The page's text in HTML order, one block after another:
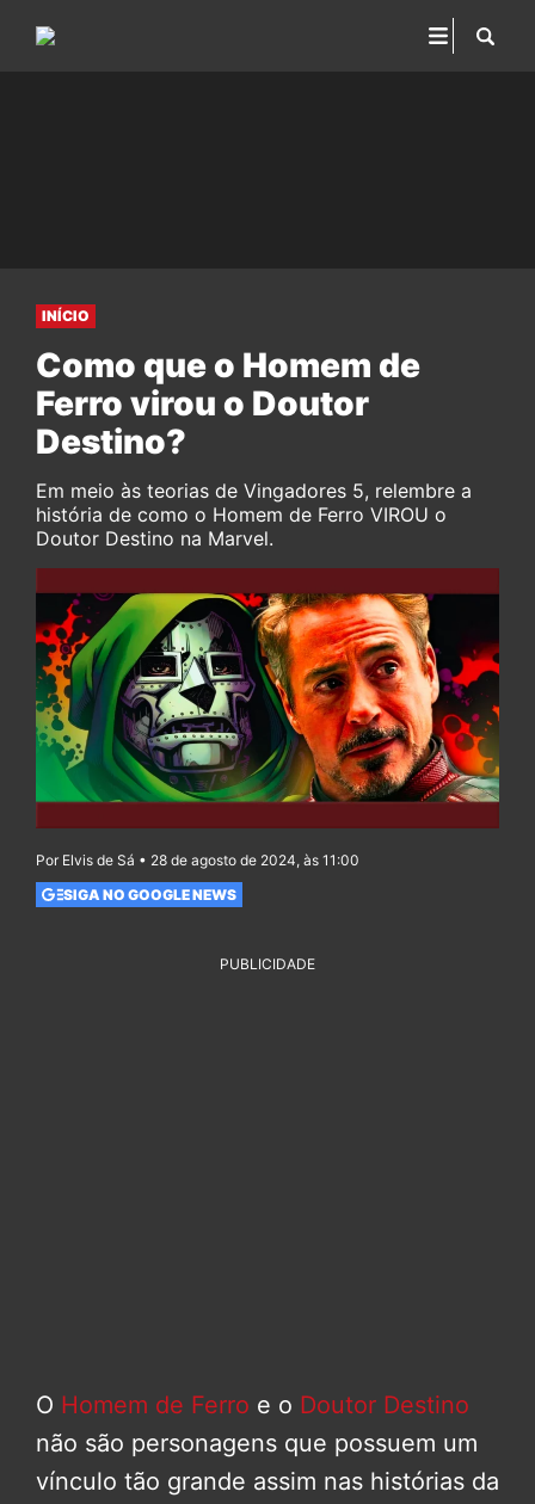
INÍCIO
Como que o Homem de
Ferro virou o Doutor
Destino?
Em meio às teorias de Vingadores 5, relembre a
história de como o Homem de Ferro VIROU o
Doutor Destino na Marvel.
Por Elvis de Sá • 28 de agosto de 2024, às 11:00
SIGA NO GOOGLE NEWS
PUBLICIDADE
O Homem de Ferro e o Doutor Destino
não são personagens que possuem um
vínculo tão grande assim nas histórias da